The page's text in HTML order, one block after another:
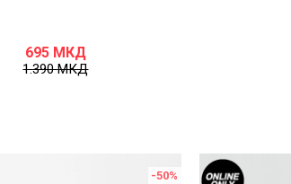
695 МКД
1.390МКД
-50%